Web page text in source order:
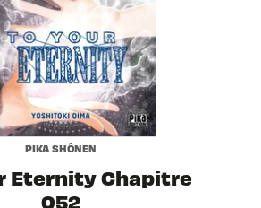
PIKA SHÔNEN
Eternity Chapitre
052